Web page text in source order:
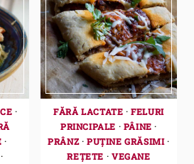
·
·
·
FĂRĂ LACTATE ·FELURI
PRINCIPALE · PÂINE ·
PRÂNZ·PUȚINE GRĂSIMI·
REȚETE · VEGANE